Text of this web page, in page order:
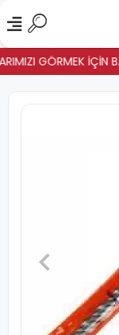
GÖRMEK İÇİN